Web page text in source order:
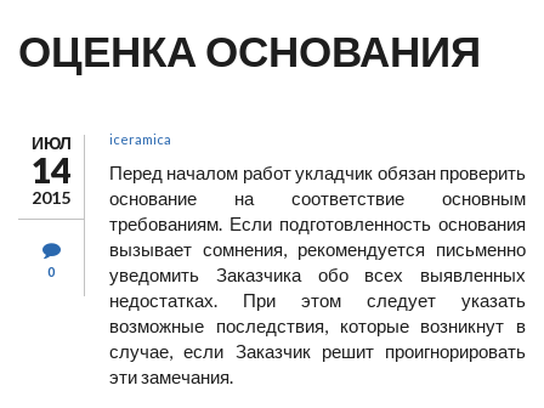
ОЦЕНКА ОСНОВАНИЯ
ИЮЛ
14
2015
0
iceramica
Перед началом работ укладчик обязан проверить
основание на соответствие основным
требованиям. Если подготовленность основания
вызывает сомнения, рекомендуется письменно
уведомить Заказчика обо всех выявленных
недостатках. При этом следует указать
возможные последствия, которые возникнут в
случае, если Заказчик решит проигнорировать
эти замечания.